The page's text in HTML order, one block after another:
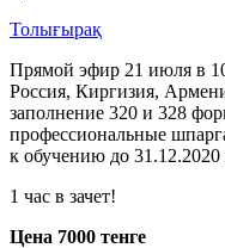
Толығырақ
Прямой эфир 21 июля в
Россия, Киргизия,
заполнение 320 и 328
профессиональные
к обучению до 31.12.2020
1 час в зачет!
Цена 7000 тенге